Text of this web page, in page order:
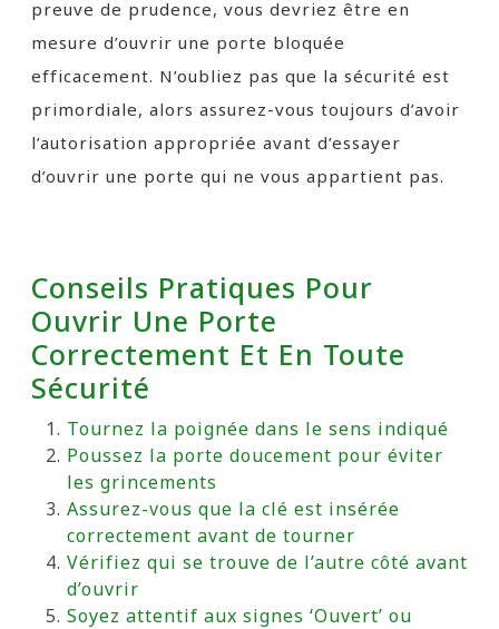
preuve de prudence, vous devriez être en
mesure d’ouvrir une porte bloquée
efficacement. N’oubliez pas que la sécurité est
primordiale, alors assurez-vous toujours d’avoir
l’autorisation appropriée avant d’essayer
d’ouvrir une porte qui ne vous appartient pas.
Conseils Pratiques Pour
Ouvrir Une Porte
Correctement Et En Toute
Sécurité
Tournez la poignée dans le sens indiqué
Poussez la porte doucement pour éviter
les grincements
Assurez-vous que la clé est insérée
correctement avant de tourner
Vérifiez qui se trouve de l’autre côté avant
d’ouvrir
Soyez attentif aux signes ‘Ouvert’ ou